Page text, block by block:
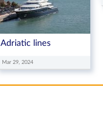
Adriatic lines
Mar 29, 2024